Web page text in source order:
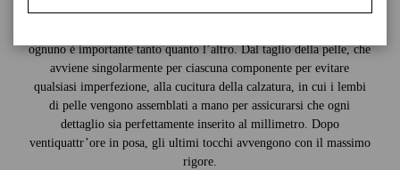
ognuno è importante tanto quanto l’altro. Dal taglio della pelle, che
avviene singolarmente per ciascuna componente per evitare
qualsiasi imperfezione, alla cucitura della calzatura, in cui i lembi
di pelle vengono assemblati a mano per assicurarsi che ogni
dettaglio sia perfettamente inserito al millimetro. Dopo
ventiquattr’ore in posa, gli ultimi tocchi avvengono con il massimo
rigore.